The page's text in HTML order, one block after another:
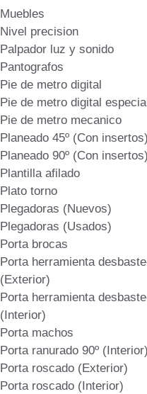
Muebles
Nivel precision
Palpador luz y sonido
Pantografos
Pie de metro digital
Pie de metro digital
Pie de metro mecanico
Planeado 45º (Con insertos)
Planeado 90º (Con insertos)
Plantilla afilado
Plato torno
Plegadoras (Nuevos)
Plegadoras (Usados)
Porta brocas
Porta herramienta
(Exterior)
Porta herramienta
(Interior)
Porta machos
Porta ranurado 90º (Interior)
Porta roscado (Exterior)
Porta roscado (Interior)